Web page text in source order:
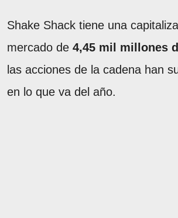
Shake Shack tiene una
mercado de 4,45 mil millones
las acciones de la cadena han
en lo que va del año.